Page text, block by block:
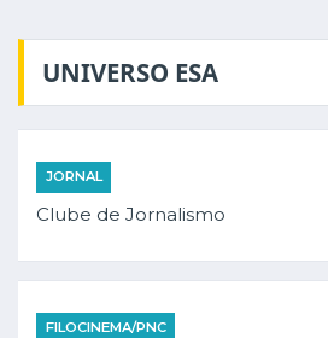
UNIVERSO ESA
JORNAL
Clube de Jornalismo
FILOCINEMA/PNC